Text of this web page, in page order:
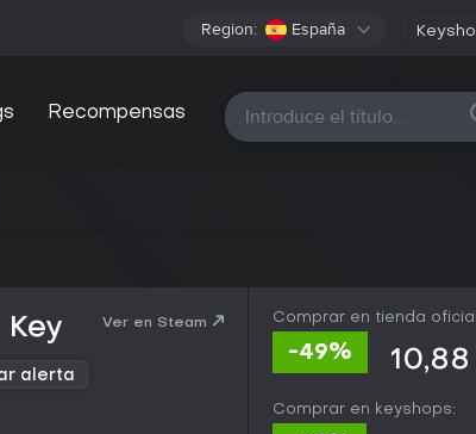
Region: España
Recompensas Todas las plataformas
Ver en Steam
alerta
Comprar en tienda
-49%
Comprar en keyshops: